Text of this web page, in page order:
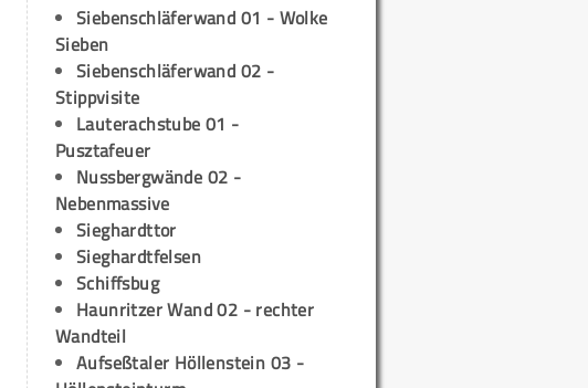
Siebenschläferwand 01 - Wolke
Sieben
Siebenschläferwand 02 -
Stippvisite
Lauterachstube 01 -
Pusztafeuer
Nussbergwände 02 -
Nebenmassive
Sieghardttor
Sieghardtfelsen
Schiffsbug
Haunritzer Wand 02 - rechter
Wandteil
Aufseßtaler Höllenstein 03 -